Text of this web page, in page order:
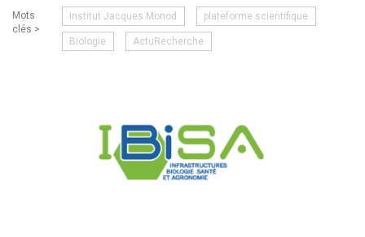
Mots
clés >
Institut Jacques Monod plateforme scientifique
Biologie ActuRecherche